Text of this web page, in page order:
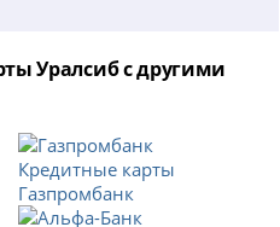
Уралсиб с другими
Кредитные карты
Газпромбанк